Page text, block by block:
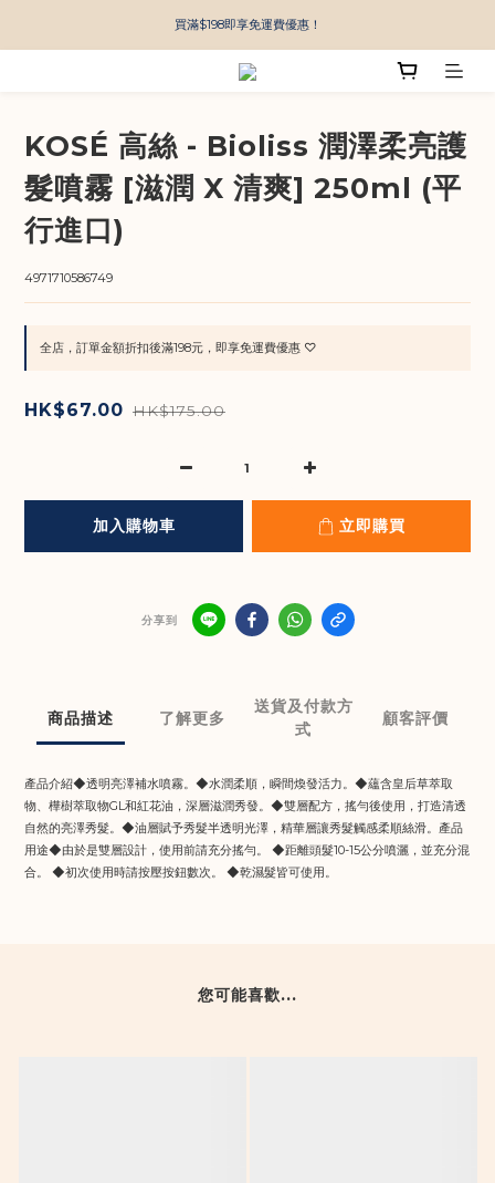
買滿$198即享免運費優惠！
KOSÉ 高絲 - Bioliss 潤澤柔亮護
髮噴霧 [滋潤 X 清爽] 250ml (平
行進口)
4971710586749
全店，訂單金額折扣後滿198元，即享免運費優惠 ♡
HK$67.00 HK$175.00
加入購物車 立即購買
分享到
商品描述 了解更多
送貨及付款方
式
顧客評價
產品介紹◆透明亮澤補水噴霧。◆水潤柔順，瞬間煥發活力。◆蘊含皇后草萃取
物、樺​​樹萃取物GL和紅花油，深層滋潤秀發。◆雙層配方，搖勻後使用，打造清透
自然的亮澤秀髮。◆油層賦予秀髮半透明光澤，精華層讓秀髮觸感柔順絲滑。產品
用途◆由於是雙層設計，使用前請充分搖勻。 ◆距離頭髮10-15公分噴灑，並充分混
合。 ◆初次使用時請按壓按鈕數次。 ◆乾濕髮皆可使用。
您可能喜歡...